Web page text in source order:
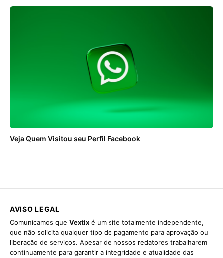
Veja Quem Visitou seu Perfil Facebook
AVISO LEGAL
Comunicamos que Vextix é um site totalmente independente,
que não solicita qualquer tipo de pagamento para aprovação ou
liberação de serviços. Apesar de nossos redatores trabalharem
continuamente para garantir a integridade e atualidade das